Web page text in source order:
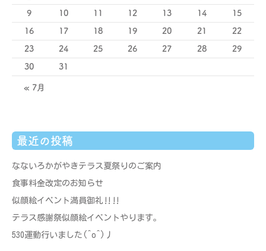
9 10 11 12 13 14 15
16 17 18 19 20 21 22
23 24 25 26 27 28 29
30 31
« 7月
最近の投稿
なないろかがやきテラス夏祭りのご案内
食事料金改定のお知らせ
似顔絵イベント満員御礼‼‼
テラス感謝祭似顔絵イベントやります。
530運動行いました(^o^)丿